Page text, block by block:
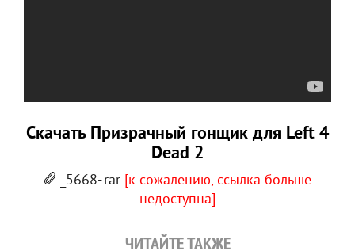
Скачать Призрачный гонщик для Left 4
Dead 2
_5668-.rar [к сожалению, ссылка больше
недоступна]
ЧИТАЙТЕ ТАКЖЕ